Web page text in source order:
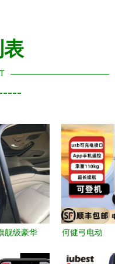
表
舰级豪华
何健弓电动